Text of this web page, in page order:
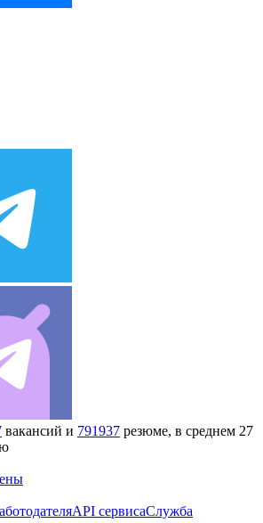
вакансий и 791937 резюме, в среднем 27
API сервисаСлужба